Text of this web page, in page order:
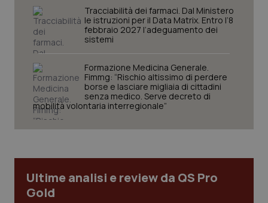
Tracciabilità dei farmaci. Dal Ministero
le istruzioni per il Data Matrix. Entro l’8
febbraio 2027 l’adeguamento dei
sistemi
Formazione Medicina Generale.
Fimmg: “Rischio altissimo di perdere
borse e lasciare migliaia di cittadini
senza medico. Serve decreto di
mobilità volontaria interregionale”
Ultime analisi e review da QS Pro
Gold
Necessari Statistici Marketing
I cookie necessari contribuiscono a rendere fruibile il
sito web abilitandone funzionalità di base quali la
navigazione sulle pagine e l'accesso alle aree
funzionare correttamente senza questi cookie.
Nome
Fornitore /Dominio
VISITOR_PRIVACY_METADATA
YouTube